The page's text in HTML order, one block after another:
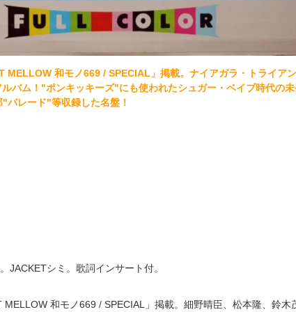
MELLOW 和モノ669 / SPECIAL」掲載。ナイアガラ・トライア
バム！"ポンキッキーズ"にも使われたシュガー・ベイブ時代の
パレード"等収録した名盤！
JACKETシミ。歌詞インサート付。
MELLOW 和モノ669 / SPECIAL」掲載。細野晴臣、松本隆、鈴木